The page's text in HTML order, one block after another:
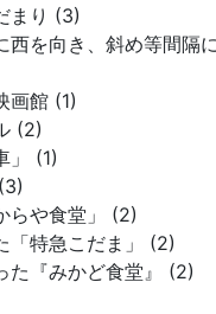
まり (3)
西を向き、斜め等間隔
画館 (1)
(2)
」 (1)
らや食堂」 (2)
「特急こだま」 (2)
た『みかど食堂』 (2)